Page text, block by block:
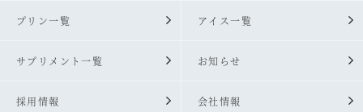
プリン一覧 アイス一覧
サプリメント一覧 お知らせ
採用情報 会社情報